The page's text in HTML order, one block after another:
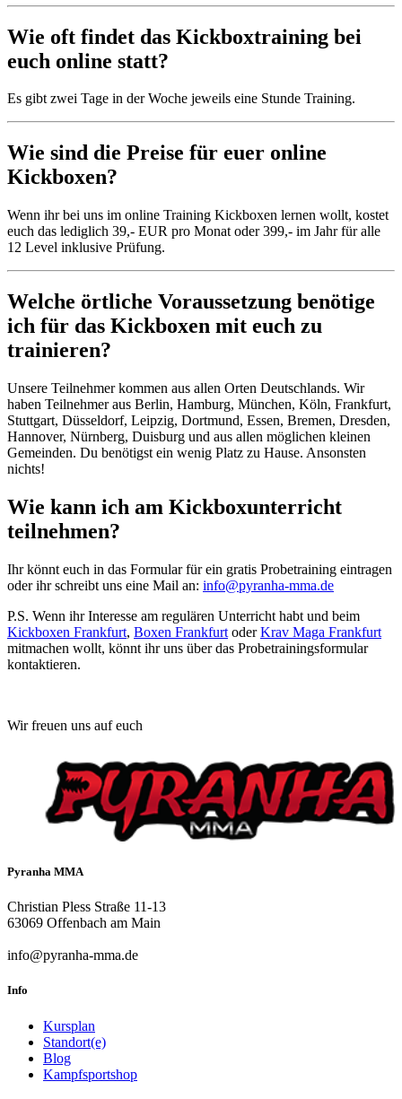
Wie oft findet das Kickboxtraining bei
euch online statt?
Es gibt zwei Tage in der Woche jeweils eine Stunde Training.
Wie sind die Preise für euer online
Kickboxen?
Wenn ihr bei uns im online Training Kickboxen lernen wollt, kostet
euch das lediglich 39,- EUR pro Monat oder 399,- im Jahr für alle
12 Level inklusive Prüfung.
Welche örtliche Voraussetzung benötige
ich für das Kickboxen mit euch zu
trainieren?
Unsere Teilnehmer kommen aus allen Orten Deutschlands. Wir
haben Teilnehmer aus Berlin, Hamburg, München, Köln, Frankfurt,
Stuttgart, Düsseldorf, Leipzig, Dortmund, Essen, Bremen, Dresden,
Hannover, Nürnberg, Duisburg und aus allen möglichen kleinen
Gemeinden. Du benötigst ein wenig Platz zu Hause. Ansonsten
nichts!
Wie kann ich am Kickboxunterricht
teilnehmen?
Ihr könnt euch in das Formular für ein gratis Probetraining eintragen
oder ihr schreibt uns eine Mail an: info@pyranha-mma.de
P.S. Wenn ihr Interesse am regulären Unterricht habt und beim
Kickboxen Frankfurt, Boxen Frankfurt oderKrav Maga Frankfurt
mitmachen wollt, könnt ihr uns über das Probetrainingsformular
kontaktieren.
Wir freuen uns auf euch
Pyranha MMA
Christian Pless Straße 11-13
63069 Offenbach am Main
info@pyranha-mma.de
Info
Kursplan
Standort(e)
Blog
Kampfsportshop